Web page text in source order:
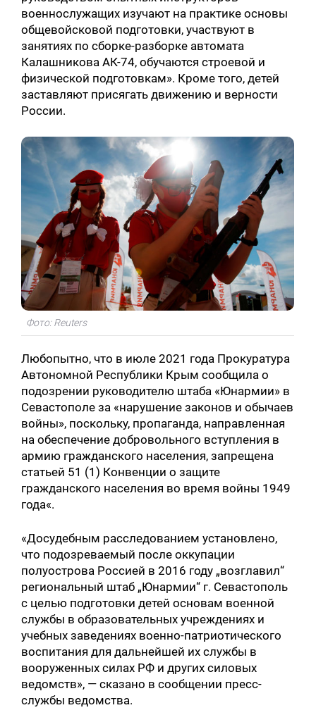
военнослужащих изучают на практике основы
общевойсковой подготовки, участвуют в
занятиях по сборке-разборке автомата
Калашникова АК-74, обучаются строевой и
физической подготовкам». Кроме того, детей
заставляют присягать движению и верности
России.
Фото: Reuters
Любопытно, что в июле 2021 года Прокуратура
Автономной Республики Крым сообщила о
подозрении руководителю штаба «Юнармии» в
Севастополе за «нарушение законов и обычаев
войны», поскольку, пропаганда, направленная
на обеспечение добровольного вступления в
армию гражданского населения, запрещена
статьей 51 (1) Конвенции о защите
гражданского населения во время войны 1949
года«.
«Досудебным расследованием установлено,
что подозреваемый после оккупации
полуострова Россией в 2016 году „возглавил“
региональный штаб „Юнармии“ г. Севастополь
с целью подготовки детей основам военной
службы в образовательных учреждениях и
учебных заведениях военно-патриотического
воспитания для дальнейшей их службы в
вооруженных силах РФ и других силовых
ведомств», — сказано в сообщении пресс-
службы ведомства.